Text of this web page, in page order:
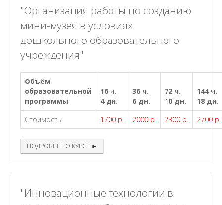
"Организация работы по созданию
мини-музея в условиях
дошкольного образовательного
учреждения"
Объём
образовательной
программы
16 ч.
4 дн.
36 ч.
6 дн.
72 ч.
10 дн.
144 ч.
18 дн.
Стоимость
1700 р. 2000 р. 2300 р. 2700 р.
ПОДРОБНЕЕ О КУРСЕ ►
"Инновационные технологии в